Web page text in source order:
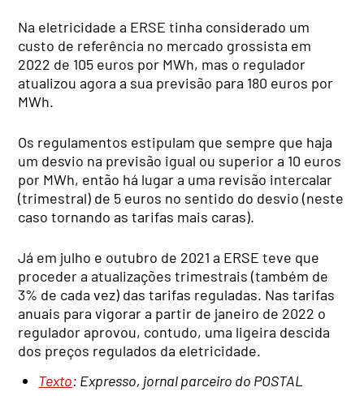
Na eletricidade a ERSE tinha considerado um
custo de referência no mercado grossista em
2022 de 105 euros por MWh, mas o regulador
atualizou agora a sua previsão para 180 euros por
MWh.
Os regulamentos estipulam que sempre que haja
um desvio na previsão igual ou superior a 10 euros
por MWh, então há lugar a uma revisão intercalar
(trimestral) de 5 euros no sentido do desvio (neste
caso tornando as tarifas mais caras).
Já em julho e outubro de 2021 a ERSE teve que
proceder a atualizações trimestrais (também de
3% de cada vez) das tarifas reguladas. Nas tarifas
anuais para vigorar a partir de janeiro de 2022 o
regulador aprovou, contudo, uma ligeira descida
dos preços regulados da eletricidade.
Texto: Expresso, jornal parceiro do POSTAL